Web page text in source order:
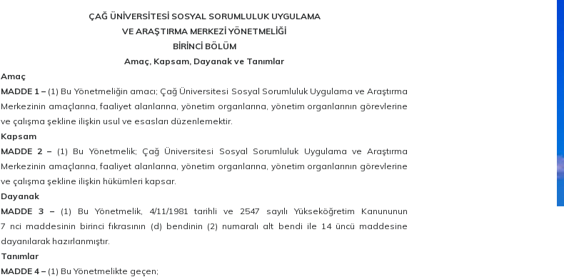
ÇAĞ ÜNİVERSİTESİ SOSYAL SORUMLULUK UYGULAMA
VE ARAŞTIRMA MERKEZİ YÖNETMELİĞİ
BİRİNCİ BÖLÜM
Amaç, Kapsam, Dayanak ve Tanımlar
Amaç
MADDE 1 – (1) Bu Yönetmeliğin amacı; Çağ Üniversitesi Sosyal Sorumluluk Uygulama ve Araştırma
Merkezinin amaçlarına, faaliyet alanlarına, yönetim organlarına, yönetim organlarının görevlerine
ve çalışma şekline ilişkin usul ve esasları düzenlemektir.
Kapsam
MADDE 2 – (1) Bu Yönetmelik; Çağ Üniversitesi Sosyal Sorumluluk Uygulama ve Araştırma
Merkezinin amaçlarına, faaliyet alanlarına, yönetim organlarına, yönetim organlarının görevlerine
ve çalışma şekline ilişkin hükümleri kapsar.
Dayanak
MADDE 3 – (1) Bu Yönetmelik, 4/11/1981 tarihli ve 2547 sayılı Yükseköğretim Kanununun
7 nci maddesinin birinci fıkrasının (d) bendinin (2) numaralı alt bendi ile 14 üncü maddesine
dayanılarak hazırlanmıştır.
Tanımlar
MADDE 4 – (1) Bu Yönetmelikte geçen;